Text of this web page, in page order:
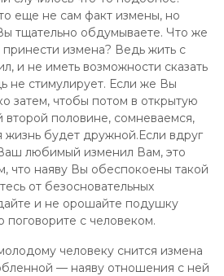
еще не сам факт измены, но
тщательно обдумываете. Что же
измена? Ведь жить с
и не иметь возможности сказать
не стимулирует. Если же Вы
затем, чтобы потом в открытую
второй половине, сомневаемся,
будет дружной.Если вдруг
любимый изменил Вам, это
что наяву Вы обеспокоены такой
от безосновательных
и не орошайте подушку
поговорите с человеком.
человеку снится измена
— наяву отношения с ней